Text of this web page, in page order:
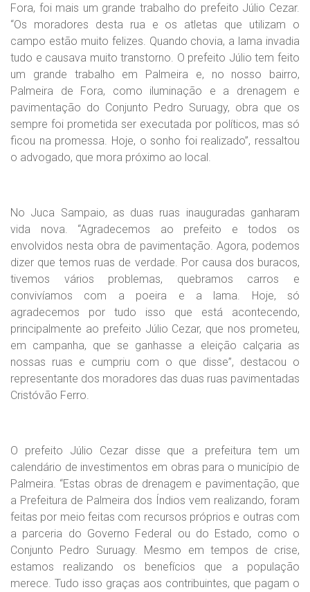
Fora, foi mais um grande trabalho do prefeito Júlio Cezar.
“Os moradores desta rua e os atletas que utilizam o
campo estão muito felizes. Quando chovia, a lama invadia
tudo e causava muito transtorno. O prefeito Júlio tem feito
um grande trabalho em Palmeira e, no nosso bairro,
Palmeira de Fora, como iluminação e a drenagem e
pavimentação do Conjunto Pedro Suruagy, obra que os
sempre foi prometida ser executada por políticos, mas só
ficou na promessa. Hoje, o sonho foi realizado”, ressaltou
o advogado, que mora próximo ao local.
No Juca Sampaio, as duas ruas inauguradas ganharam
vida nova. “Agradecemos ao prefeito e todos os
envolvidos nesta obra de pavimentação. Agora, podemos
dizer que temos ruas de verdade. Por causa dos buracos,
tivemos vários problemas, quebramos carros e
convivíamos com a poeira e a lama. Hoje, só
agradecemos por tudo isso que está acontecendo,
principalmente ao prefeito Júlio Cezar, que nos prometeu,
em campanha, que se ganhasse a eleição calçaria as
nossas ruas e cumpriu com o que disse”, destacou o
representante dos moradores das duas ruas pavimentadas
Cristóvão Ferro.
O prefeito Júlio Cezar disse que a prefeitura tem um
calendário de investimentos em obras para o município de
Palmeira. “Estas obras de drenagem e pavimentação, que
a Prefeitura de Palmeira dos Índios vem realizando, foram
feitas por meio feitas com recursos próprios e outras com
a parceria do Governo Federal ou do Estado, como o
Conjunto Pedro Suruagy. Mesmo em tempos de crise,
estamos realizando os benefícios que a população
merece. Tudo isso graças aos contribuintes, que pagam o